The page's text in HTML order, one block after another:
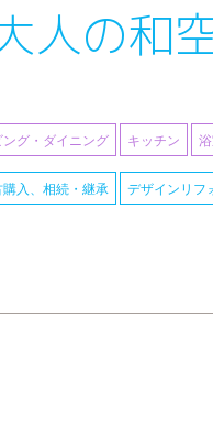
人の和
入、相続・継承 デザインリフ
ング・ダイニング キッチン